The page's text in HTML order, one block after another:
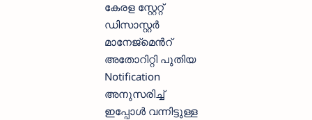
കേരള സ്റ്റേറ്റ്
ഡിസാസ്റ്റർ
മാനേജ്മെൻറ്
അതോറിറ്റി പുതിയ
Notification
അനുസരിച്ച്
ഇപ്പോള്‍ വന്നിട്ടുള്ള